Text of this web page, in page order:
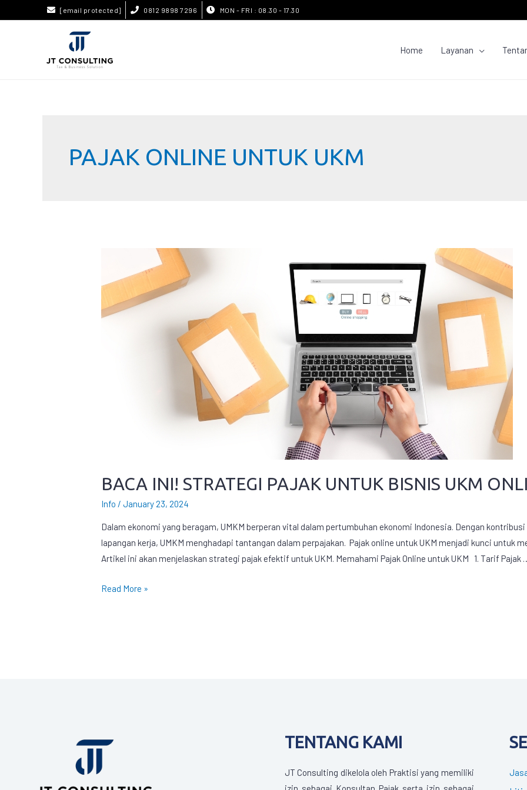
[email protected] 0812 9898 7296 MON - FRI : 08.30 - 17.30
Home Layanan
PAJAK ONLINE UNTUK UKM
BACA INI! STRATEGI PAJAK UNTUK BISNIS UKM
Info /January 23, 2024
Dalam ekonomi yang beragam, UMKM berperan vital dalam pertumbuhan ekonomi Indonesia. Dengan
lapangan kerja, UMKM menghadapi tantangan dalam perpajakan. Pajak online untuk UKM menjadi kunci untuk
Artikel ini akan menjelaskan strategi pajak efektif untuk UKM. Memahami Pajak Online untuk UKM 1. Tarif Pajak
Read More »
TENTANG KAMI
JT Consulting dikelola oleh Praktisi yang memiliki